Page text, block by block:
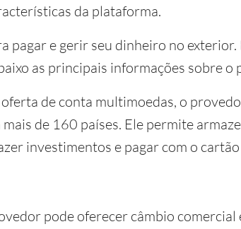
da plataforma.
pagar e gerir seu dinheiro no
as principais informações sobre o
de conta multimoedas, o
de 160 países. Ele permite
investimentos e pagar com o
pode oferecer câmbio